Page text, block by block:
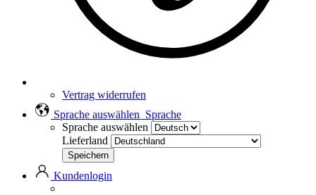
Vertrag widerrufen
Sprache auswählen Sprache
Sprache auswählen
Lieferland
Kundenlogin